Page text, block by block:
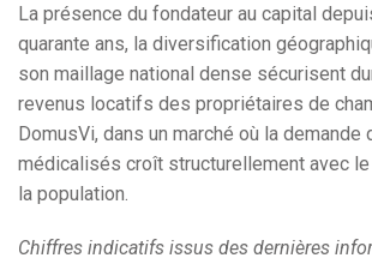
La présence du fondateur au capital
quarante ans, la diversification
son maillage national dense sécurisent
revenus locatifs des propriétaires de
DomusVi, dans un marché où la demande
médicalisés croît structurellement avec
la population.
Chiffres indicatifs issus des dernières